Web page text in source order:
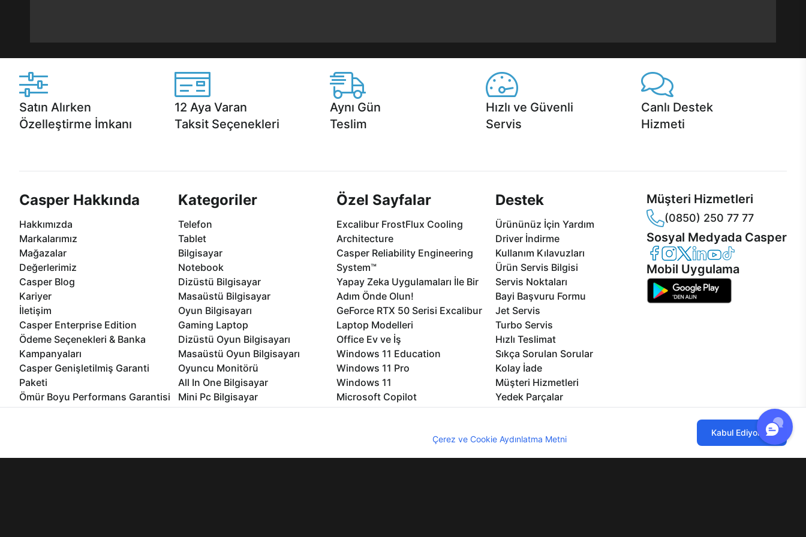
Satın Alırken
Özelleştirme İmkanı
12 Aya Varan
Taksit Seçenekleri
Aynı Gün
Teslim
Hızlı ve Güvenli
Servis
Canlı Destek
Hizmeti
Casper Hakkında
Hakkımızda
Markalarımız
Mağazalar
Değerlerimiz
Casper Blog
Kariyer
İletişim
Casper Enterprise Edition
Ödeme Seçenekleri & Banka
Kampanyaları
Casper Genişletilmiş Garanti
Paketi
Ömür Boyu Performans Garantisi
Kategoriler
Telefon
Tablet
Bilgisayar
Notebook
Dizüstü Bilgisayar
Masaüstü Bilgisayar
Oyun Bilgisayarı
Gaming Laptop
Dizüstü Oyun Bilgisayarı
Masaüstü Oyun Bilgisayarı
Oyuncu Monitörü
All In One Bilgisayar
Mini Pc Bilgisayar
Kampanyalar
Özel Sayfalar
Excalibur FrostFlux Cooling
Architecture
Casper Reliability Engineering
System™
Yapay Zeka Uygulamaları İle Bir
Adım Önde Olun!
GeForce RTX 50 Serisi Excalibur
Laptop Modelleri
Office Ev ve İş
Windows 11 Education
Windows 11 Pro
Windows 11
Microsoft Copilot
Excalibur Duvar Kağıtları
Destek
Ürününüz İçin Yardım
Driver İndirme
Kullanım Kılavuzları
Ürün Servis Bilgisi
Servis Noktaları
Bayi Başvuru Formu
Jet Servis
Turbo Servis
Hızlı Teslimat
Sıkça Sorulan Sorular
Kolay İade
Müşteri Hizmetleri
Yedek Parçalar
Logo ve Görseller
Müşteri Hizmetleri
(0850) 250 77 77
Sosyal Medyada Casper
Casper Facebook
Casper Instagram
Casper Twitter
Casper LinkedIn
Casper YouTube
Casper TikTok
Mobil Uygulama
Çerez ve Cookie Aydınlatma Metni
Kabul Ediyorum